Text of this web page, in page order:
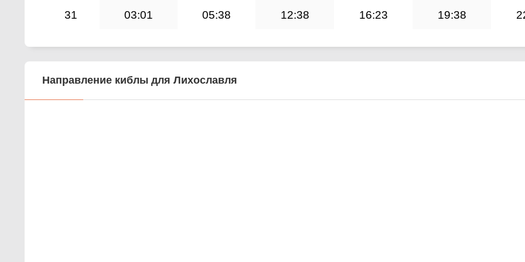
31 03:01 05:38 12:38 16:23 19:38
Направление киблы для Лихославля